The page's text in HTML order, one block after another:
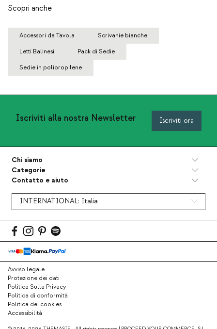
Scopri anche
Accessori da Tavola Scrivanie bianche
Letti Balinesi Pack di Sedie
Sedie in polipropilene
Iscriviti alla nostra Newsletter Iscriviti ora
Chi siamo
Categorie
Contatto e aiuto
INTERNATIONAL: Italia
Avviso legale
Protezione dei dati
Politica Sulla Privacy
Politica di conformità
Politica dei cookies
Accessibilità